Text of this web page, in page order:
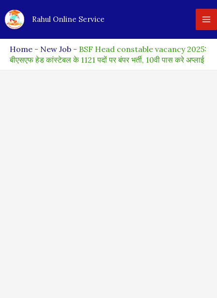
to
Rahul Online Service
Home - New Job - BSF Head constable vacancy 2025:
बीएसएफ हेड कांस्टेबल के 1121 पदों पर बंपर भर्ती, 10वी पास करे अप्लाई